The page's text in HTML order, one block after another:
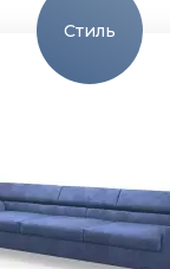
Стиль